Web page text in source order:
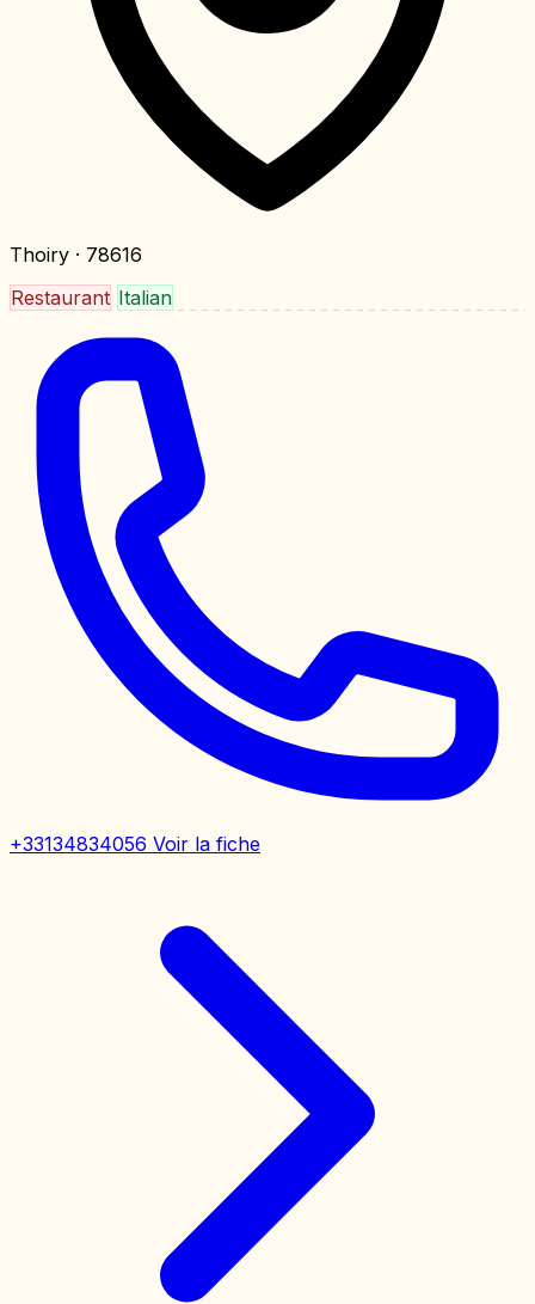
Thoiry · 78616
Restaurant Italian
+33134834056 Voir la fiche